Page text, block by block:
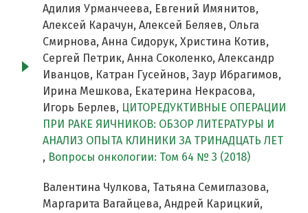
Адилия Урманчеева, Евгений Имянитов,
Алексей Карачун, Алексей Беляев, Ольга
Смирнова, Анна Сидорук, Христина Котив,
Сергей Петрик, Анна Соколенко, Александр
Иванцов, Катран Гусейнов, Заур Ибрагимов,
Ирина Мешкова, Екатерина Некрасова,
Игорь Берлев, ЦИТОРЕДУКТИВНЫЕ ОПЕРАЦИИ
ПРИ РАКЕ ЯИЧНИКОВ: ОБЗОР ЛИТЕРАТУРЫ И
АНАЛИЗ ОПЫТА КЛИНИКИ ЗА ТРИНАДЦАТЬ ЛЕТ
, Вопросы онкологии: Том 64 № 3 (2018)
Валентина Чулкова, Татьяна Семиглазова,
Маргарита Вагайцева, Андрей Карицкий,